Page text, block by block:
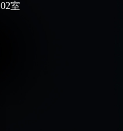
室